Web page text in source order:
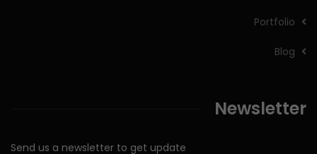
Portfolio
Blog
Newsletter
Send us a newsletter to get update